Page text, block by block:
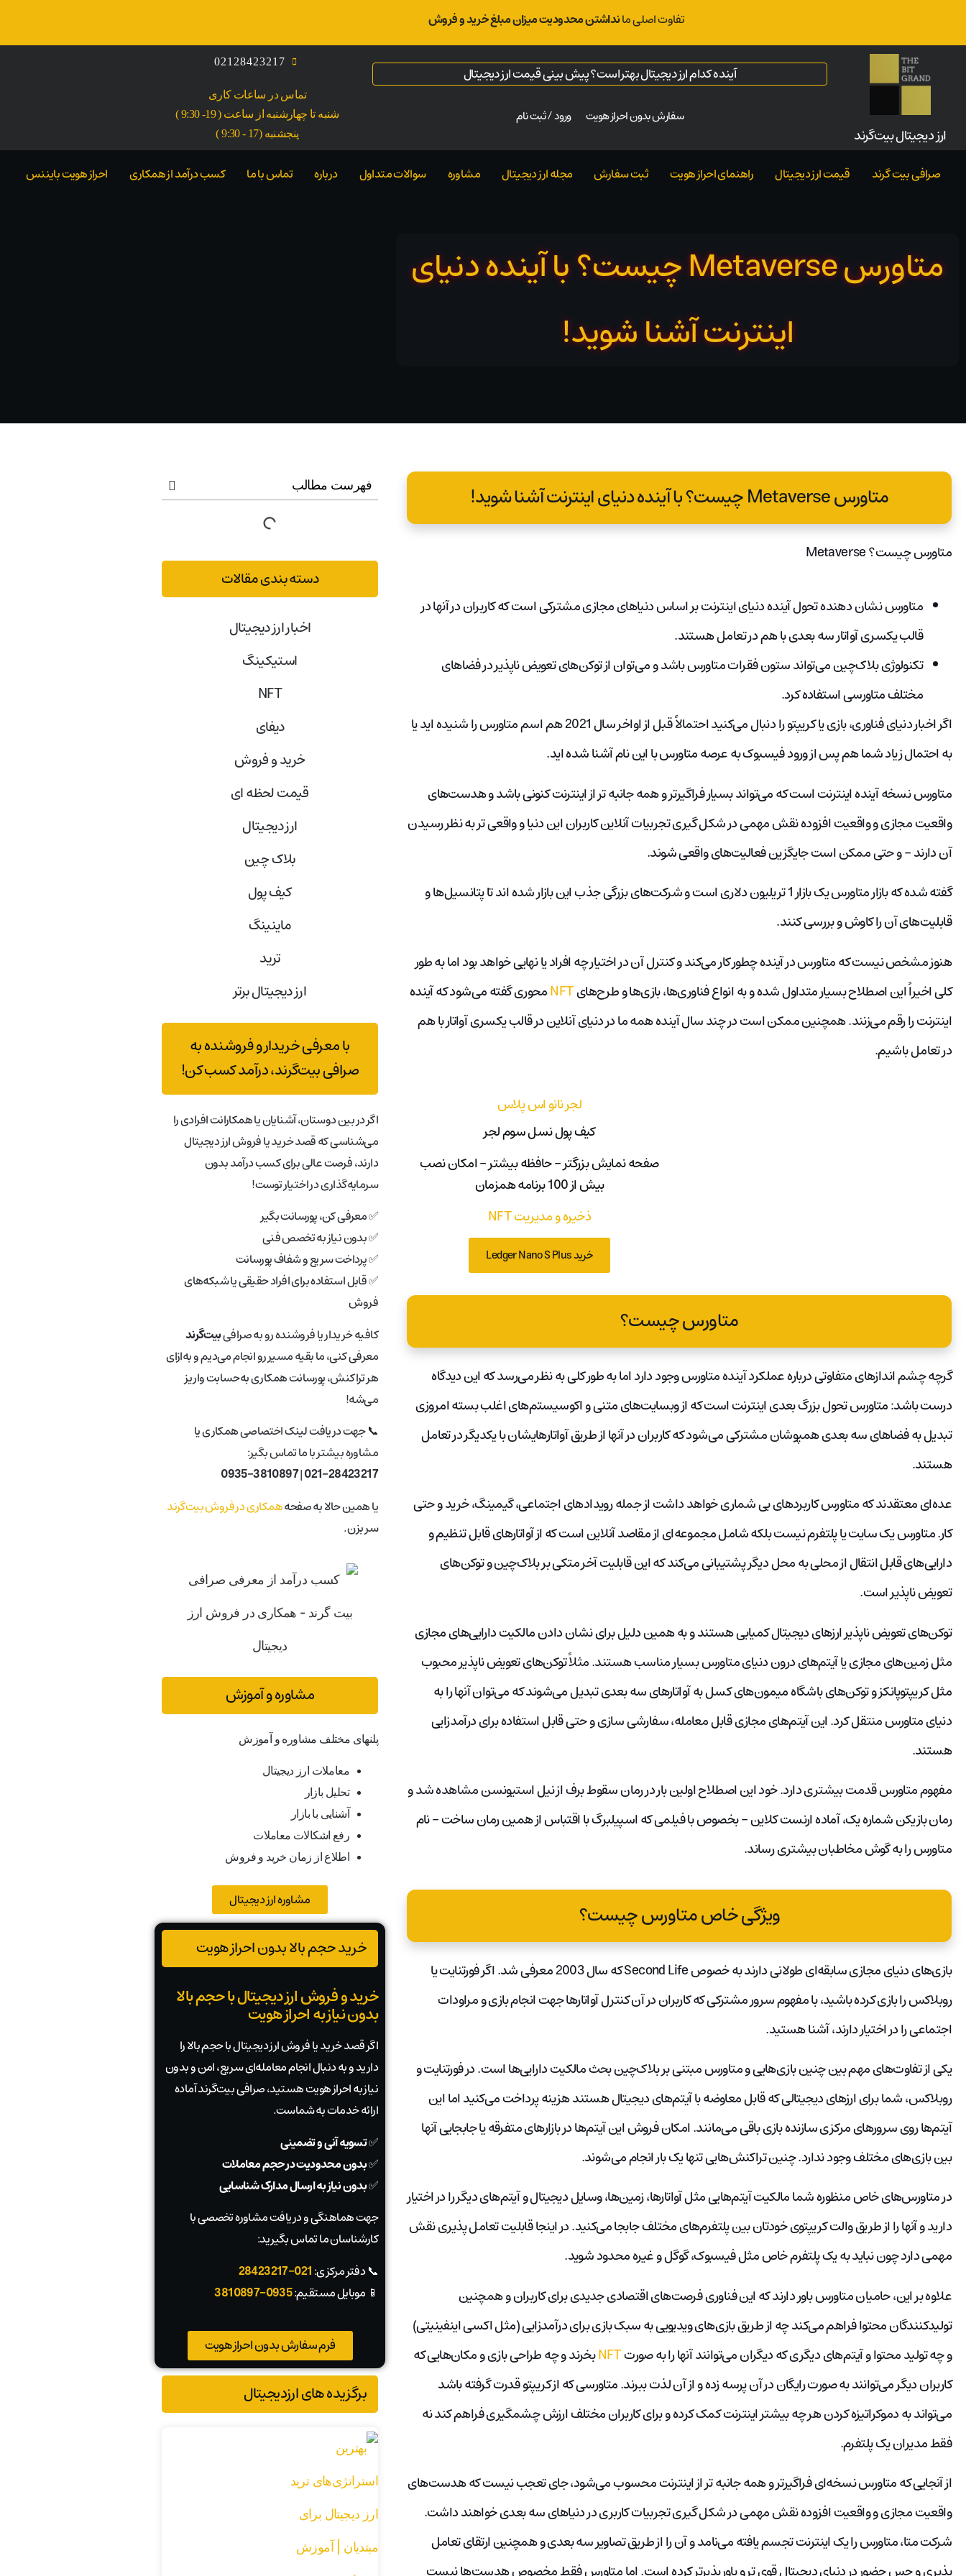
تفاوت اصلی مانداشتن محدودیت میزان مبلغ خرید و فروش
ارز‌ دیجیتال بیت‌گرند
آینده کدام ارز دیجیتال بهتر است؟ پیش بینی قیمت ارز دیجیتال
سفارش بدون احراز هویت ورود / ثبت نام
02128423217
تماس در ساعات کاری
شنبه تا چهارشنبه از ساعت ( 19- 9:30 )
پنجشنبه (17 - 9:30 )
صرافی بیت گرند قیمت ارز دیجیتال راهنمای احراز هویت ثبت سفارش مجله ارز دیجیتال مشاوره سوالات متداول درباره تماس با ما کسب درآمد از همکاری احراز هویت بایننس
متاورس Metaverse چیست؟ با آینده دنیای
اینترنت آشنا شوید!
متاورس Metaverse چیست؟ با آینده دنیای اینترنت آشنا شوید!
متاورس چیست؟ Metaverse
متاورس نشان دهنده تحول آینده دنیای اینترنت بر اساس دنیاهای مجازی مشترکی است که کاربران در آنها در
قالب یکسری آواتار سه بعدی با هم در تعامل هستند.
تکنولوژی بلاک‌چین می‌تواند ستون فقرات متاورس باشد و می‌توان از توکن‌های تعویض ناپذیر در فضاهای
مختلف متاورسی استفاده کرد.
اگر اخبار دنیای فناوری، بازی یا کریپتو را دنبال می‌کنید احتمالاً قبل از اواخر سال 2021 هم اسم متاورس را شنیده اید یا
به احتمال زیاد شما هم پس از ورود فیسبوک به عرصه متاورس با این نام آشنا شده اید.
متاورس نسخه آینده اینترنت است که می‌تواند بسیار فراگیرتر و همه جانبه تر از اینترنت کنونی باشد و هدست‌های
واقعیت مجازی و واقعیت افزوده نقش مهمی در شکل گیری تجربیات آنلاین کاربران این دنیا و واقعی تر به نظر رسیدن
آن دارند – و حتی ممکن است جایگزین فعالیت‌های واقعی شوند.
گفته شده که بازار متاورس یک بازار 1 تریلیون دلاری است و شرکت‌های بزرگی جذب این بازار شده اند تا پتانسیل‌ها و
قابلیت‌های آن را کاوش و بررسی کنند.
هنوز مشخص نیست که متاورس در آینده چطور کار می‌کند و کنترل آن در اختیار چه افراد یا نهایی خواهد بود اما به طور
کلی اخیراً این اصطلاح بسیار متداول شده و به انواع فناوری‌ها، بازی‌ها و طرح‌هایNFTمحوری گفته می‌شود که آینده
اینترنت را رقم می‌زنند. همچنین ممکن است در چند سال آینده همه ما در دنیای آنلاین در قالب یکسری آواتار با هم
در تعامل باشیم.
لجر نانو اس پلاس
کیف پول نسل سوم لجر
صفحه نمایش بزرگتر - حافظه بیشتر - امکان نصب
بیش از 100 برنامه همزمان
ذخیره و مدیریت NFT
خرید Ledger Nano S Plus
متاورس چیست؟
گرچه چشم اندازهای متفاوتی درباره عملکرد آینده متاورس وجود دارد اما به طور کلی به نظر می‌رسد که این دیدگاه
درست باشد: متاورس تحول بزرگ بعدی اینترنت است که از وبسایت‌های متنی و اکوسیستم‌های اغلب بسته امروزی
تبدیل به فضاهای سه بعدی همپوشان مشترکی می‌شود که کاربران در آنها از طریق آواتارهایشان با یکدیگر در تعامل
هستند.
عده‌ای معتقدند که متاورس کاربردهای بی شماری خواهد داشت از جمله رویدادهای اجتماعی، گیمینگ، خرید و حتی
کار. متاورس یک سایت یا پلتفرم نیست بلکه شامل مجموعه‌ای از مقاصد آنلاین است که از آواتارهای قابل تنظیم و
دارایی‌های قابل انتقال از محلی به محل دیگر پشتیبانی می‌کند که این قابلیت آخر متکی بر بلاک‌چین و توکن‌های
تعویض ناپذیر است.
توکن‌های تعویض ناپذیر ارزهای دیجیتال کمیابی هستند و به همین دلیل برای نشان دادن مالکیت دارایی‌های مجازی
مثل زمین‌های مجازی یا آیتم‌های درون دنیای متاورس بسیار مناسب هستند. مثلاً توکن‌های تعویض ناپذیر محبوب
مثل کریپتوپانکز و توکن‌های باشگاه میمون‌های کسل به آواتارهای سه بعدی تبدیل می‌شوند که می‌توان آنها را به
دنیای متاورس منتقل کرد. این آیتم‌های مجازی قابل معامله، سفارشی سازی و حتی قابل استفاده برای درآمدزایی
هستند.
مفهوم متاورس قدمت بیشتری دارد. خود این اصطلاح اولین بار در رمان سقوط برف از نیل استیونسن مشاهده شد و
رمان بازیکن شماره یک، آماده ارنست کلاین – بخصوص با فیلمی که اسپیلبرگ با اقتباس از همین رمان ساخت – نام
متاورس را به گوش مخاطبان بیشتری رساند.
ویژگی خاص متاورس چیست؟
بازی‌های دنیای مجازی سابقه‌ای طولانی دارند به خصوص Second Life که سال 2003 معرفی شد. اگر فورتنایت یا
روبلاکس را بازی کرده باشید، با مفهوم سرور مشترکی که کاربران در آن کنترل آواتارها جهت انجام بازی و مراودات
اجتماعی را در اختیار دارند، آشنا هستید.
یکی از تفاوت‌های مهم بین چنین بازی‌هایی و متاورس مبتنی بر بلاک‌چین بحث مالکیت دارایی‌ها است. در فورتنایت و
روبلاکس، شما برای ارزهای دیجیتالی که قابل معاوضه با آیتم‌های دیجیتال هستند هزینه پرداخت می‌کنید اما این
آیتم‌ها روی سرورهای مرکزی سازنده بازی باقی می‌مانند. امکان فروش این آیتم‌ها در بازارهای متفرقه یا جابجایی آنها
بین بازی‌های مختلف وجود ندارد. چنین تراکنش‌هایی تنها یک بار انجام می‌شوند.
در متاورس‌های خاص منظوره شما مالکیت آیتم‌هایی مثل آواتارها، زمین‌ها، وسایل دیجیتال و آیتم‌های دیگر را در اختیار
دارید و آنها را از طریق والت کریپتوی خودتان بین پلتفرم‌های مختلف جابجا می‌کنید. در اینجا قابلیت تعامل پذیری نقش
مهمی دارد چون نباید به یک پلتفرم خاص مثل فیسبوک، گوگل و غیره محدود شوید.
علاوه بر این، حامیان متاورس باور دارند که این فناوری فرصت‌های اقتصادی جدیدی برای کاربران و همچنین
تولیدکنندگان محتوا فراهم می‌کند چه از طریق بازی‌های ویدیویی به سبک بازی برای درآمدزایی (مثل اکسی اینفینیتی)
و چه تولید محتوا و آیتم‌های دیگری که دیگران می‌توانند آنها را به صورتNFTبخرند و چه طراحی بازی و مکان‌هایی که
کاربران دیگر می‌توانند به صورت رایگان در آن پرسه زده و از آن لذت ببرند. متاورسی که از کریپتو قدرت گرفته باشد
می‌تواند به دموکراتیزه کردن هر چه بیشتر اینترنت کمک کرده و برای کاربران مختلف ارزش چشمگیری فراهم کند نه
فقط مدیران یک پلتفرم.
از آنجایی که متاورس نسخه‌ای فراگیرتر و همه جانبه تر از اینترنت محسوب می‌شود، جای تعجب نیست که هدست‌های
واقعیت مجازی و واقعیت افزوده نقش مهمی در شکل گیری تجربیات کاربری در دنیاهای سه بعدی خواهند داشت.
شرکت متا، متاورس را یک اینترنت تجسم یافته می‌نامد و آن را از طریق تصاویر سه بعدی و همچنین ارتقای تعامل
فهرست مطالب
دسته بندی مقالات
اخبار ارز دیجیتال
استیکینگ
NFT
دیفای
خرید و فروش
قیمت لحظه ای
ارز دیجیتال
بلاک‌ چین
کیف پول
ماینینگ
ترید
ارز دیجیتال برتر
با معرفی خریدار و فروشنده به
صرافی بیت‌گرند، درآمد کسب کن!
اگر در بین دوستان، آشنایان یا همکارانت افرادی را
می‌شناسی که قصد خرید یا فروش ارز دیجیتال
دارند، فرصت عالی برای کسب درآمد بدون
سرمایه‌گذاری در اختیار توست!
✅ معرفی کن، پورسانت بگیر
✅ بدون نیاز به تخصص فنی
✅ پرداخت سریع و شفاف پورسانت
✅ قابل استفاده برای افراد حقیقی یا شبکه‌های
فروش
کافیه خریدار یا فروشنده رو به صرافیبیت‌گرند
معرفی کنی، ما بقیه مسیر رو انجام می‌دیم و به‌ازای
هر تراکنش، پورسانت همکاری به‌حسابت واریز
می‌شه!
📞 جهت دریافت لینک اختصاصی همکاری یا
مشاوره بیشتر با ما تماس بگیر:
021-28423217
|
0935-3810897
یا همین حالا به صفحههمکاری در فروش بیت‌گرند
سر بزن.
مشاوره و آموزش
پلنهای مختلف مشاوره و آموزش
معاملات ارز دیجیتال
تحلیل بازار
آشنایی با بازار
رفع اشکالات معاملات
اطلاع از زمان خرید و فروش
مشاوره ارز دیجیتال
خرید حجم بالا بدون احراز هویت
خرید و فروش ارز دیجیتال با حجم بالا
بدون نیاز به احراز هویت
اگر قصد خرید یا فروش ارز دیجیتال با حجم بالا را
دارید و به دنبال انجام معامله‌ای سریع، امن و بدون
نیاز به احراز هویت هستید، صرافی بیت‌گرند آماده
ارائه خدمات به شماست.
✅تسویه آنی و تضمینی
✅بدون محدودیت در حجم معاملات
✅بدون نیاز به ارسال مدارک شناسایی
جهت هماهنگی و دریافت مشاوره تخصصی با
کارشناسان ما تماس بگیرید:
📞 دفتر مرکزی:021-28423217
📱 موبایل مستقیم:0935-3810897
فرم سفارش بدون احراز هویت
برگزیده های ارزدیجیتال